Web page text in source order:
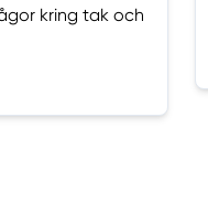
kring tak och